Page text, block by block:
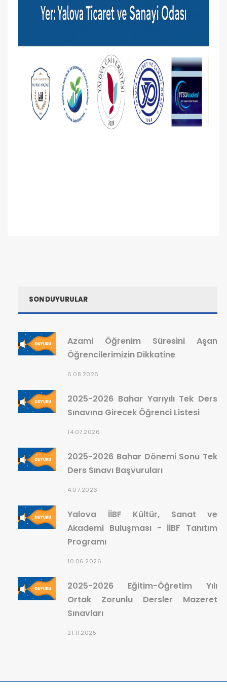
SON DUYURULAR
Azami Öğrenim Süresini Aşan
Öğrencilerimizin Dikkatine
6.08.2026
2025-2026 Bahar Yarıyılı Tek Ders
Sınavına Girecek Öğrenci Listesi
14.07.2026
2025-2026 Bahar Dönemi Sonu Tek
Ders Sınavı Başvuruları
4.07.2026
Yalova İİBF Kültür, Sanat ve
Akademi Buluşması - İİBF Tanıtım
Programı
10.06.2026
2025-2026 Eğitim-Öğretim Yılı
Ortak Zorunlu Dersler Mazeret
Sınavları
21.11.2025